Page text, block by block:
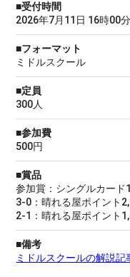
■受付時間
2026年7月11日 16時00
■フォーマット
ミドルスクール
■定員
300人
■参加費
500円
■賞品
参加賞：シングルカード
3-0：晴れる屋ポイント
2-1：晴れる屋ポイント
■備考
ミドルスクールの解説記